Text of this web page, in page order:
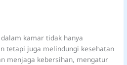
kamar tidak hanya
tetapi juga melindungi kesehatan
menjaga kebersihan, mengatur